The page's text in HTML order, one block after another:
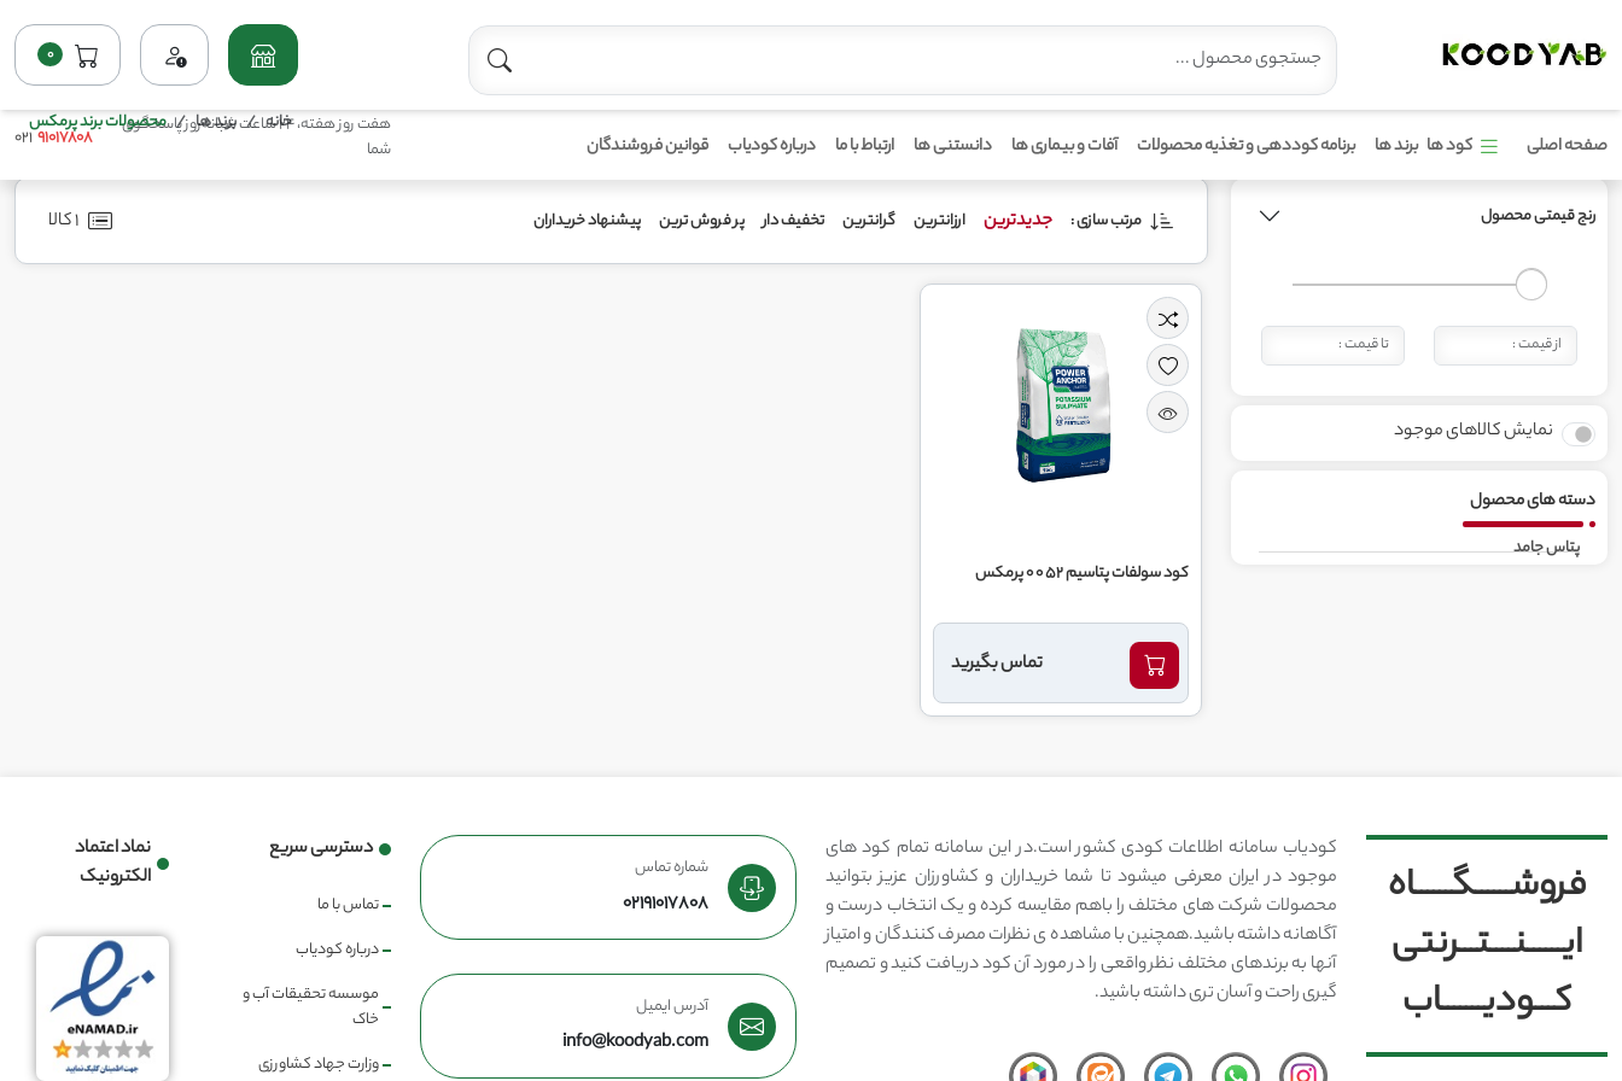
0
صفحه اصلی کود ها برند ها برنامه کوددهی و تغذیه محصولات آفات و بیماری ها دانستنی ها ارتباط با ما درباره کودیاب قوانین فروشندگان
هفت روز هفته، 24 ساعت شبانه‌روز پاسخگوی
شما
91017808
021
خانه برند ها محصولات برند پرمکس
رنج قیمتی محصول
نمایش کالاهای موجود
دسته های محصول
پتاس جامد
مرتب‌ سازی : جدیدترین ارزانترین گرانترین تخفیف دار پر فروش ترین پیشنهاد خریداران 1 کالا
کود سولفات پتاسیم 52 0 0 پرمکس
تماس بگیرید
فروشــــــگــــــاه
ایــــــنــــتـــرنتی
کـــودیـــــــاب
کودیاب سامانه اطلاعات کودی کشور است.در این سامانه تمام کود های
موجود در ایران معرفی میشود تا شما خریداران و کشاورزان عزیز بتوانید
محصولات شرکت های مختلف را باهم مقایسه کرده و یک انتخاب درست و
آگاهانه داشته باشید.همچنین با مشاهده ی نظرات مصرف کنندگان و امتیاز
آنها به برندهای مختلف نظر واقعی را در مورد آن کود دریافت کنید و تصمیم
گیری راحت و آسان تری داشته باشید.
شماره تماس
02191017808
آدرس ایمیل
info@koodyab.com
دسترسی سریع
تماس با ما
درباره کودیاب
موسسه تحقیقات آب و
خاک
وزارت جهاد کشاورزی
نماد اعتماد
الکترونیک